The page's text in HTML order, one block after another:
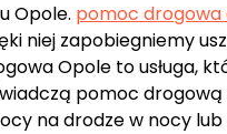
Opole. pomoc drogowa
niej zapobiegniemy
Opole to usługa,
pomoc
na drodze w nocy lub